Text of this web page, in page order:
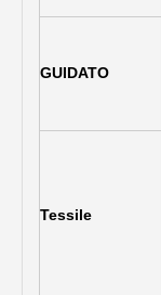
GUIDATO
Tessile